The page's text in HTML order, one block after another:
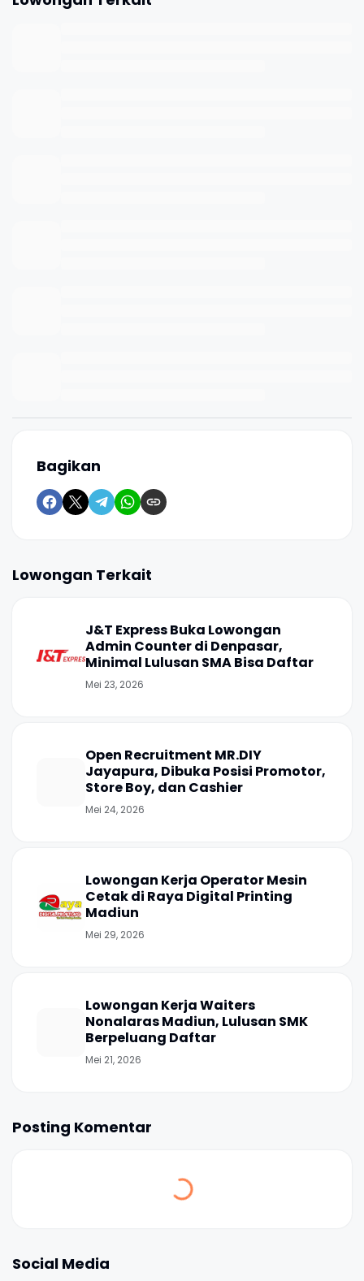
Bagikan
Lowongan Terkait
J&T Express Buka Lowongan
Admin Counter di Denpasar,
Minimal Lulusan SMA Bisa Daftar
Mei 23, 2026
Open Recruitment MR.DIY
Jayapura, Dibuka Posisi Promotor,
Store Boy, dan Cashier
Mei 24, 2026
Lowongan Kerja Operator Mesin
Cetak di Raya Digital Printing
Madiun
Mei 29, 2026
Lowongan Kerja Waiters
Nonalaras Madiun, Lulusan SMK
Berpeluang Daftar
Mei 21, 2026
Posting Komentar
Social Media